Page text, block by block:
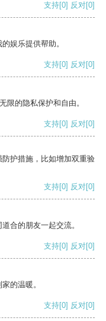
支持[0] 反对[0]
娱乐提供帮助。
支持[0] 反对[0]
限的隐私保护和自由。
支持[0] 反对[0]
护措施，比如增加双重验
支持[0] 反对[0]
合的朋友一起交流。
支持[0] 反对[0]
的温暖。
支持[0] 反对[0]